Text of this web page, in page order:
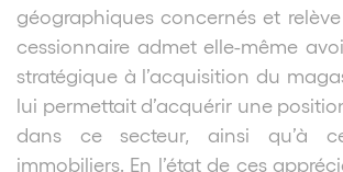
géographiques concernés et
cessionnaire admet elle-même
stratégique à l’acquisition du
lui permettait d’acquérir une
dans ce secteur, ainsi qu’à
immobiliers. En l’état de ces